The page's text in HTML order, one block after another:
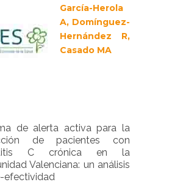
García-Herola
A, Domínguez-
Hernández R,
Casado MA
de alerta activa para la
de pacientes con
C crónica en la
Valenciana: un análisis
efectividad